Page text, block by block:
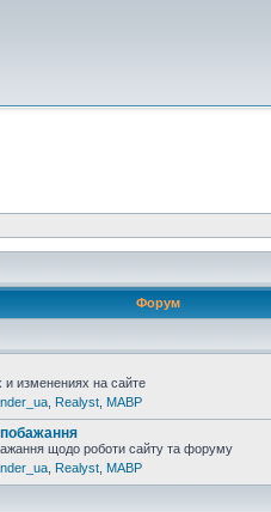
Форум
изменениях на сайте
Realyst MABP
побажання
щодо роботи сайту та форуму
Realyst MABP